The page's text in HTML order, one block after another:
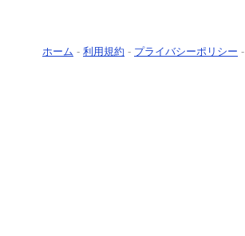
ホーム - 利用規約 - プライバシーポリシー -